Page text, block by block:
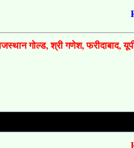
गोल्ड, श्री गणेश, फरीदाबाद,